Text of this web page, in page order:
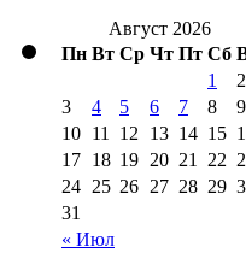
Август 2026
Пн Вт Ср Чт Пт Сб
« Июл
1
2
3
4 5 6 7 8
9
10 11 12 13 14 15
17 18 19 20 21 22
24 25 26 27 28 29
31